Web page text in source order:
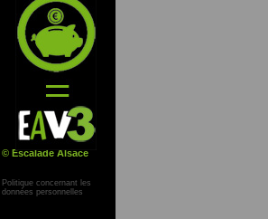
© Escalade Alsace
Politique concernant les
données personnelles